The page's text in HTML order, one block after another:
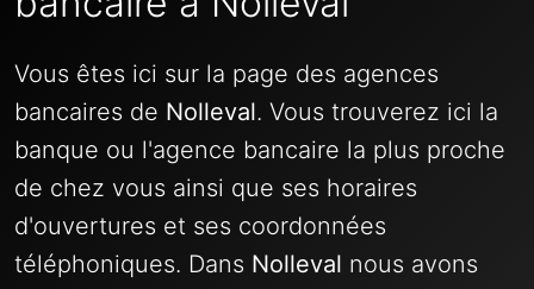
Vous êtes ici sur la page des agences
bancaires de Nolleval. Vous trouverez ici la
banque ou l'agence bancaire la plus proche
de chez vous ainsi que ses horaires
d'ouvertures et ses coordonnées
téléphoniques. Dans Nolleval nous avons